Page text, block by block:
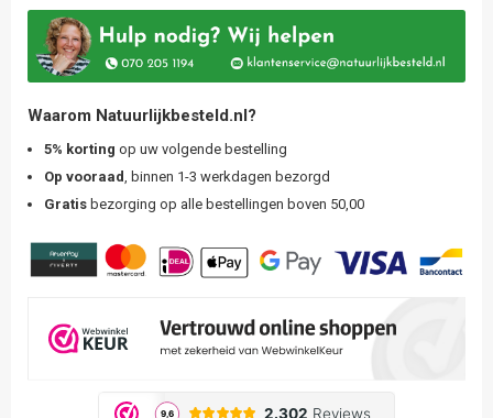
Waarom Natuurlijkbesteld.nl?
5% korting op uw volgende bestelling
Op vooraad
, binnen 1-3 werkdagen bezorgd
Gratis bezorging op alle bestellingen boven 50,00